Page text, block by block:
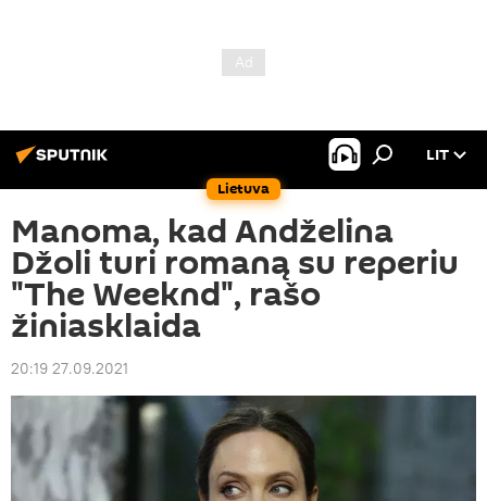
Lietuva
LIT
Manoma, kad Andželina
Džoli turi romaną su reperiu
"The Weeknd", rašo
žiniasklaida
20:19 27.09.2021